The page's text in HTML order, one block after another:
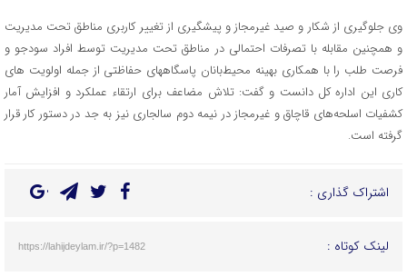
وی جلوگیری از شکار و صید غیرمجاز و پیشگیری از تغییر کاربری مناطق تحت مدیریت
و همچنین مقابله با تصرفات احتمالی در مناطق تحت مدیریت توسط افراد سودجو و
فرصت طلب را با همکاری بهینه محیط‌بانان پاسگاههای حفاظتی از جمله اولویت های
کاری این اداره کل دانست و گفت: تلاش مضاعف برای ارتقاء عملکرد و افزایش آمار
کشفیات اسلحه‌های قاچاق و غیرمجاز در نیمه دوم سالجاری نیز به جد در دستور کار قرار
گرفته است.
اشتراک گذاری :
لینک کوتاه : https://lahijdeylam.ir/?p=1482